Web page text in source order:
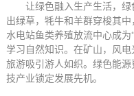
让绿色融入生产生活，
出绿草，牦牛和羊群穿梭其中
水电站鱼类养殖放流中心成
学习自然知识。在矿山，风
旅游吸引游人如织。绿色能
技产业锁定发展先机。